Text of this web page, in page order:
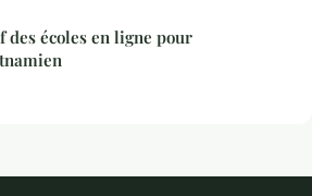
des écoles en ligne pour